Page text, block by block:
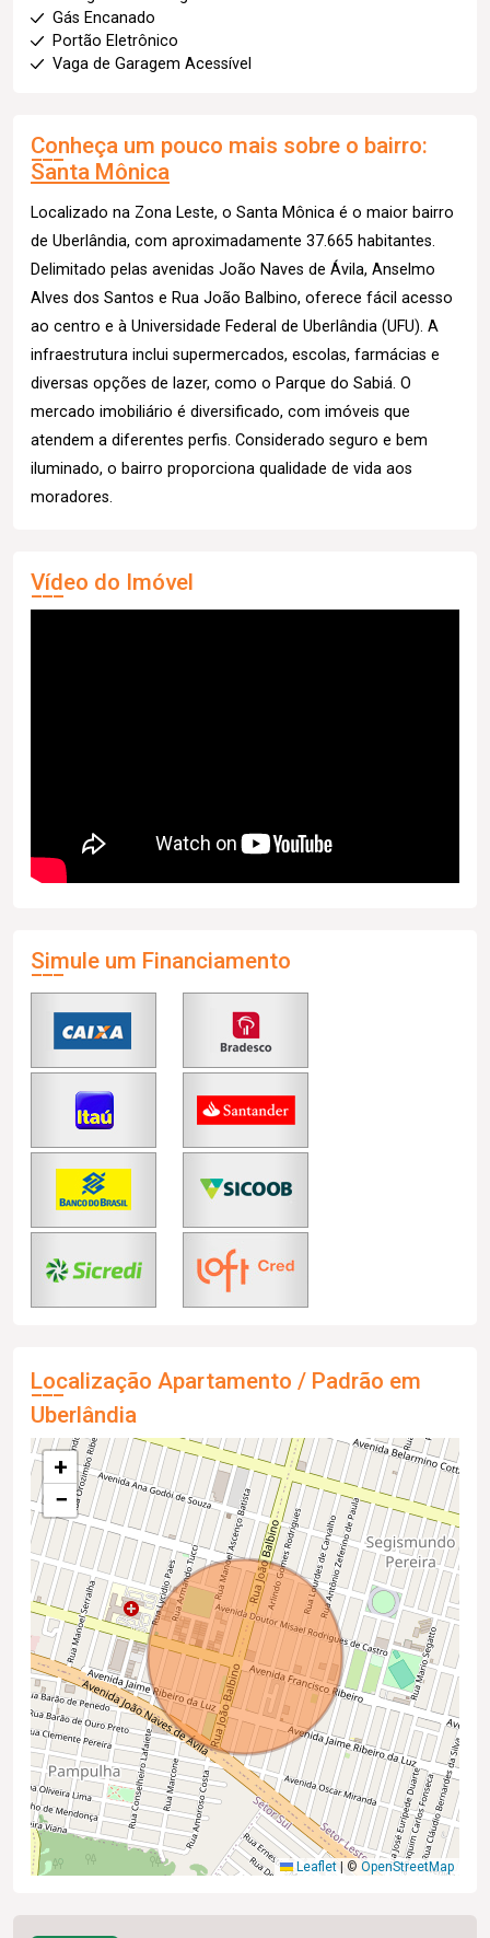
Gás Encanado
Portão Eletrônico
Vaga de Garagem Acessível
Conheça um pouco mais sobre o bairro:
Santa Mônica
Localizado na Zona Leste, o Santa Mônica é o maior bairro
de Uberlândia, com aproximadamente 37.665 habitantes.
Delimitado pelas avenidas João Naves de Ávila, Anselmo
Alves dos Santos e Rua João Balbino, oferece fácil acesso
ao centro e à Universidade Federal de Uberlândia (UFU). A
infraestrutura inclui supermercados, escolas, farmácias e
diversas opções de lazer, como o Parque do Sabiá. O
mercado imobiliário é diversificado, com imóveis que
atendem a diferentes perfis. Considerado seguro e bem
iluminado, o bairro proporciona qualidade de vida aos
moradores.
Vídeo do Imóvel
Simule um Financiamento
Localização Apartamento / Padrão em
Uberlândia
+
−
Leaflet | © OpenStreetMap